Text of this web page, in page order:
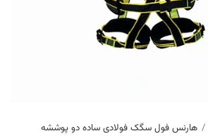
هارنس فول سگک فولادی ساده دو پوششه